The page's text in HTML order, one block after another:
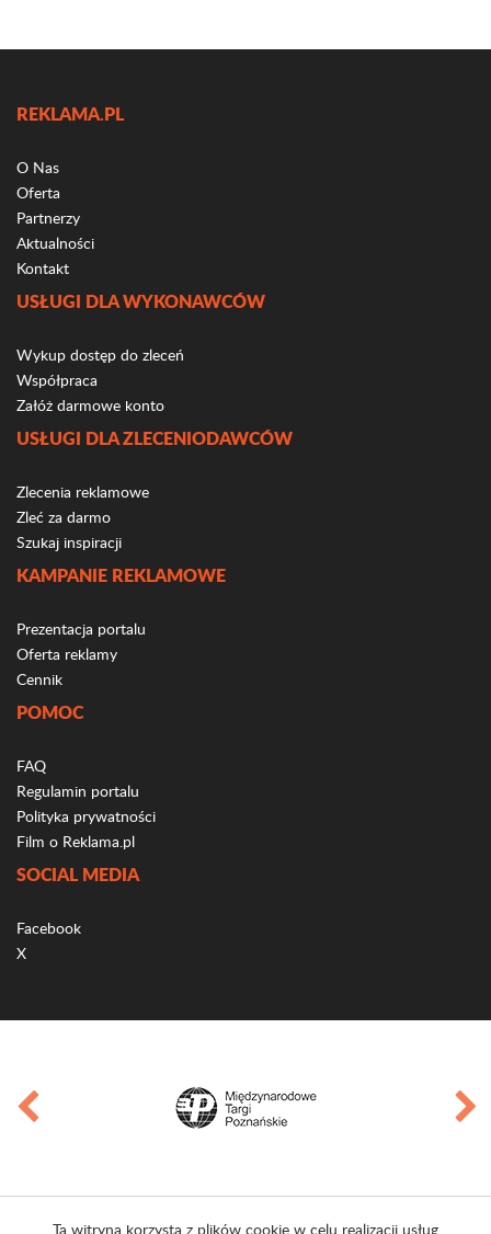
REKLAMA.PL
O Nas
Oferta
Partnerzy
Aktualności
Kontakt
USŁUGI DLA WYKONAWCÓW
Wykup dostęp do zleceń
Współpraca
Załóż darmowe konto
USŁUGI DLA ZLECENIODAWCÓW
Zlecenia reklamowe
Zleć za darmo
Szukaj inspiracji
KAMPANIE REKLAMOWE
Prezentacja portalu
Oferta reklamy
Cennik
POMOC
FAQ
Regulamin portalu
Polityka prywatności
Film o Reklama.pl
SOCIAL MEDIA
Facebook
X
Ta witryna korzysta z plików cookie w celu realizacji usług